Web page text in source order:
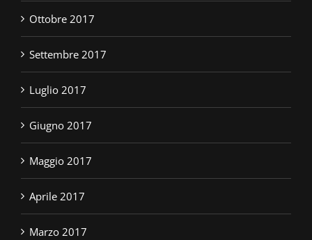
Ottobre 2017
Settembre 2017
Luglio 2017
Giugno 2017
Maggio 2017
Aprile 2017
Marzo 2017